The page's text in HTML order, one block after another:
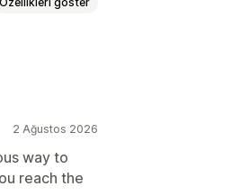
2 Ağustos 2026
way to
reach the